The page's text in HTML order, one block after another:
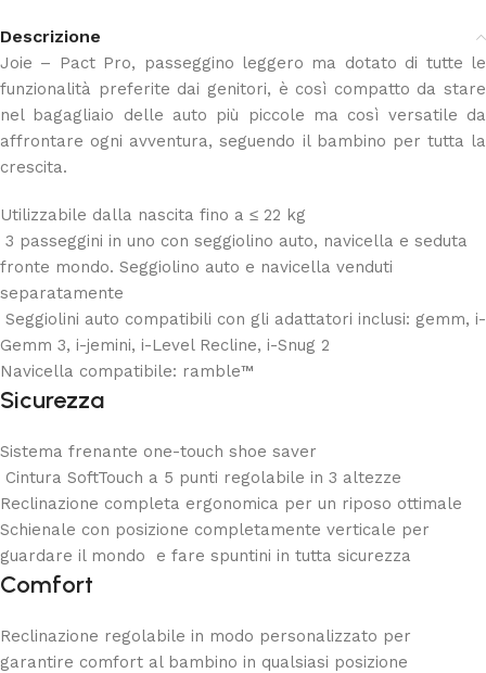
Descrizione
Joie – Pact Pro, passeggino leggero ma dotato di tutte le
funzionalità preferite dai genitori, è così compatto da stare
nel bagagliaio delle auto più piccole ma così versatile da
affrontare ogni avventura, seguendo il bambino per tutta la
crescita.
Utilizzabile dalla nascita fino a ≤ 22 kg
3 passeggini in uno con seggiolino auto, navicella e seduta
fronte mondo. Seggiolino auto e navicella venduti
separatamente
Seggiolini auto compatibili con gli adattatori inclusi: gemm, i-
Gemm 3, i-jemini, i-Level Recline, i-Snug 2
Navicella compatibile: ramble™
Sicurezza
Sistema frenante one-touch shoe saver
Cintura SoftTouch a 5 punti regolabile in 3 altezze
Reclinazione completa ergonomica per un riposo ottimale
Schienale con posizione completamente verticale per
guardare il mondo e fare spuntini in tutta sicurezza
Comfort
Reclinazione regolabile in modo personalizzato per
garantire comfort al bambino in qualsiasi posizione